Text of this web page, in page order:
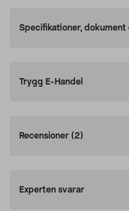
Specifikationer,
Trygg E-Handel
Recensioner (2)
Experten svarar